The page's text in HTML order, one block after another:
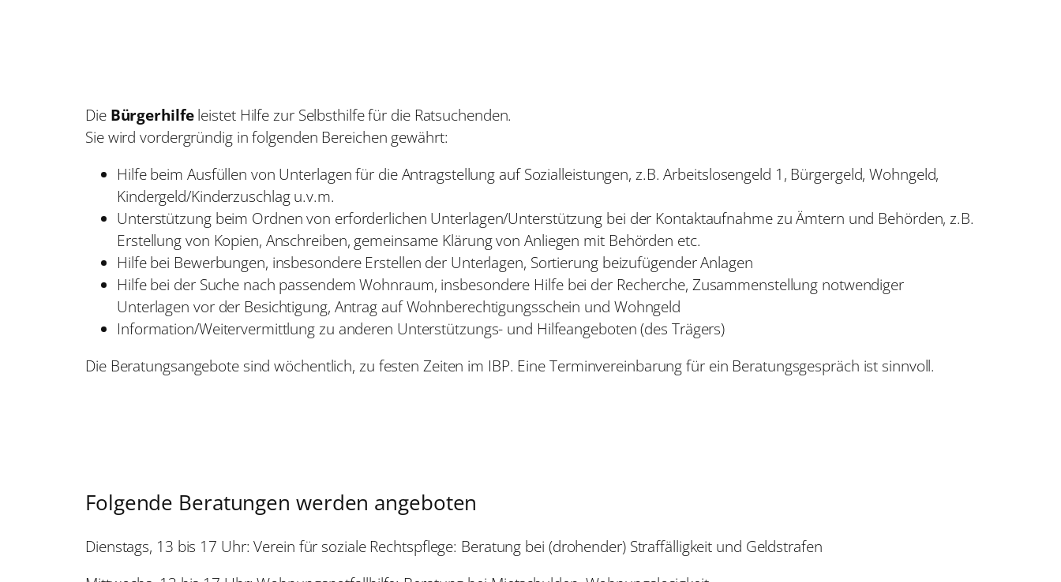
Die Bürgerhilfeleistet Hilfe zur Selbsthilfe für die Ratsuchenden.
Sie wird vordergründig in folgenden Bereichen gewährt:
Hilfe beim Ausfüllen von Unterlagen für die Antragstellung auf Sozialleistungen, z.B. Arbeitslosengeld 1, Bürgergeld, Wohngeld,
Kindergeld/Kinderzuschlag u.v.m.
Unterstützung beim Ordnen von erforderlichen Unterlagen/Unterstützung bei der Kontaktaufnahme zu Ämtern und Behörden, z.B.
Erstellung von Kopien, Anschreiben, gemeinsame Klärung von Anliegen mit Behörden etc.
Hilfe bei Bewerbungen, insbesondere Erstellen der Unterlagen, Sortierung beizufügender Anlagen
Hilfe bei der Suche nach passendem Wohnraum, insbesondere Hilfe bei der Recherche, Zusammenstellung notwendiger
Unterlagen vor der Besichtigung, Antrag auf Wohnberechtigungsschein und Wohngeld
Information/Weitervermittlung zu anderen Unterstützungs- und Hilfeangeboten (des Trägers)
Die Beratungsangebote sind wöchentlich, zu festen Zeiten im IBP. Eine Terminvereinbarung für ein Beratungsgespräch ist sinnvoll.
Folgende Beratungen werden angeboten
Dienstags, 13 bis 17 Uhr: Verein für soziale Rechtspflege: Beratung bei (drohender) Straffälligkeit und Geldstrafen